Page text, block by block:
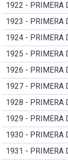
1922 - PRIMERA
1923 - PRIMERA
1924 - PRIMERA
1925 - PRIMERA
1926 - PRIMERA
1927 - PRIMERA
1928 - PRIMERA
1929 - PRIMERA
1930 - PRIMERA
1931 - PRIMERA